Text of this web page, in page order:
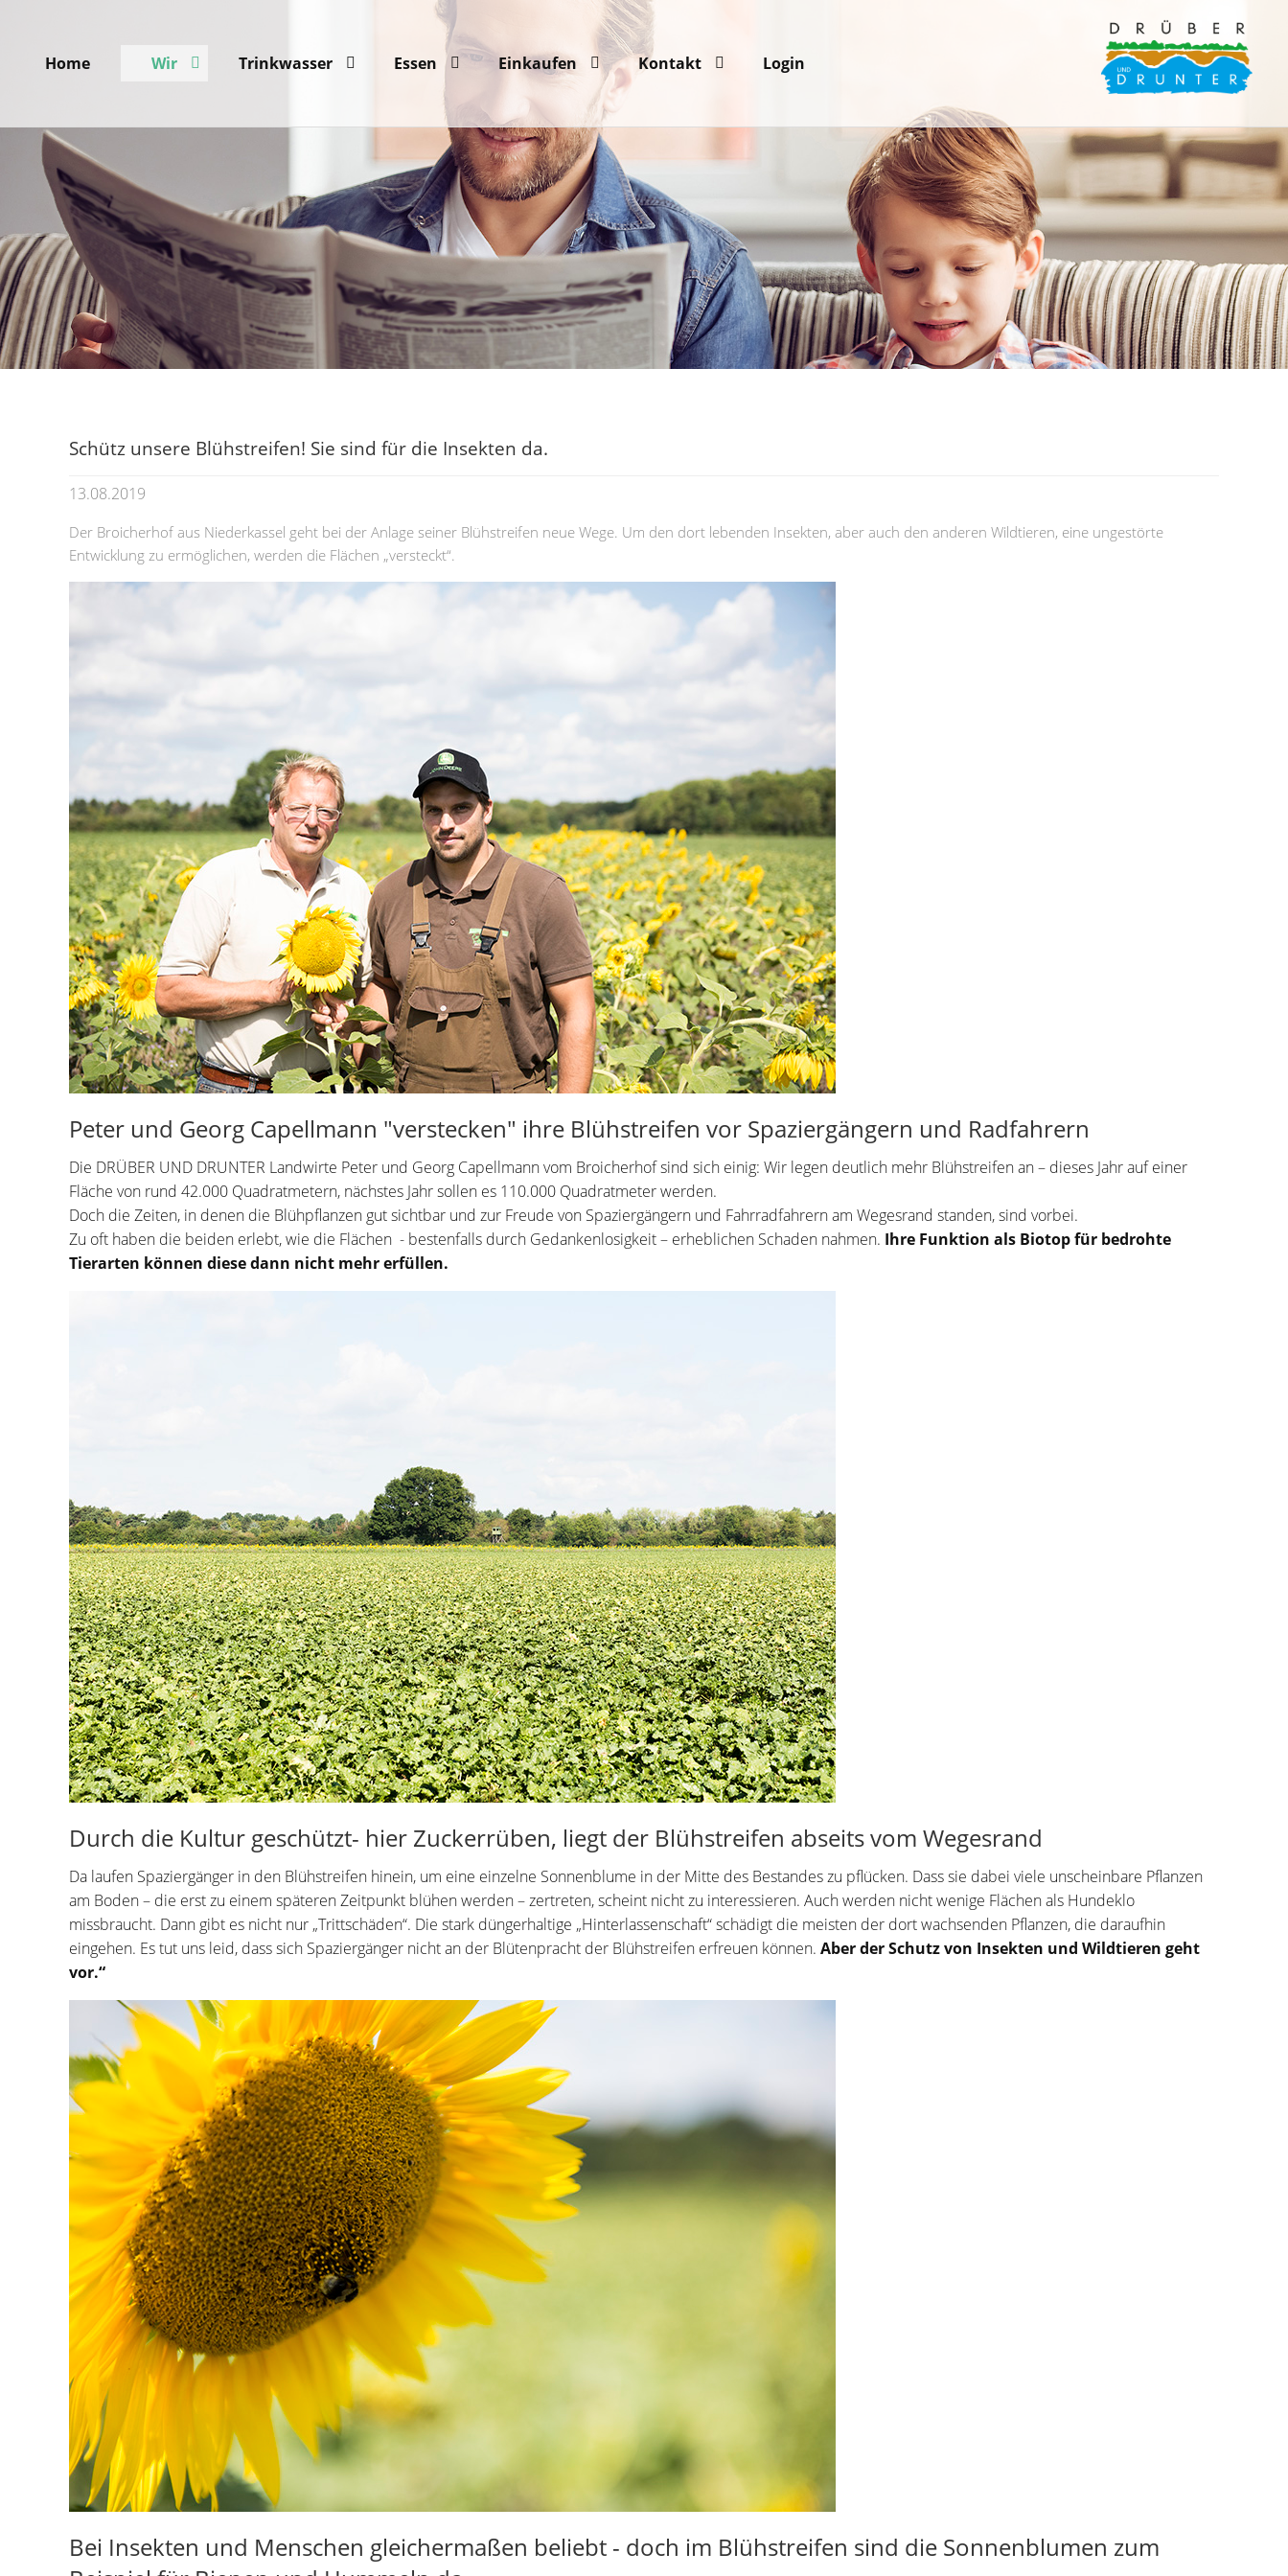
Home Wir Trinkwasser Essen Einkaufen Kontakt Login
Schütz unsere Blühstreifen! Sie sind für die Insekten da.
13.08.2019
Der Broicherhof aus Niederkassel geht bei der Anlage seiner Blühstreifen neue Wege. Um den dort lebenden Insekten, aber auch den anderen Wildtieren, eine ungestörte
Entwicklung zu ermöglichen, werden die Flächen „versteckt“.
Peter und Georg Capellmann "verstecken" ihre Blühstreifen vor Spaziergängern und Radfahrern
Die DRÜBER UND DRUNTER Landwirte Peter und Georg Capellmann vom Broicherhof sind sich einig: Wir legen deutlich mehr Blühstreifen an – dieses Jahr auf einer
Fläche von rund 42.000 Quadratmetern, nächstes Jahr sollen es 110.000 Quadratmeter werden.
Doch die Zeiten, in denen die Blühpflanzen gut sichtbar und zur Freude von Spaziergängern und Fahrradfahrern am Wegesrand standen, sind vorbei.
Zu oft haben die beiden erlebt, wie die Flächen - bestenfalls durch Gedankenlosigkeit – erheblichen Schaden nahmen. Ihre Funktion als Biotop für bedrohte
Tierarten können diese dann nicht mehr erfüllen.
Durch die Kultur geschützt- hier Zuckerrüben, liegt der Blühstreifen abseits vom Wegesrand
Da laufen Spaziergänger in den Blühstreifen hinein, um eine einzelne Sonnenblume in der Mitte des Bestandes zu pflücken. Dass sie dabei viele unscheinbare Pflanzen
am Boden – die erst zu einem späteren Zeitpunkt blühen werden – zertreten, scheint nicht zu interessieren. Auch werden nicht wenige Flächen als Hundeklo
missbraucht. Dann gibt es nicht nur „Trittschäden“. Die stark düngerhaltige „Hinterlassenschaft“ schädigt die meisten der dort wachsenden Pflanzen, die daraufhin
eingehen. Es tut uns leid, dass sich Spaziergänger nicht an der Blütenpracht der Blühstreifen erfreuen können. Aber der Schutz von Insekten und Wildtieren geht
vor.“
Bei Insekten und Menschen gleichermaßen beliebt - doch im Blühstreifen sind die Sonnenblumen zum